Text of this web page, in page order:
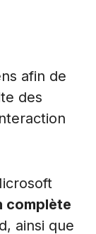
afin de
des
complète
ainsi que